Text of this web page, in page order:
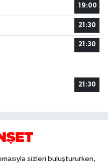
19:00
21:30
21:30
21:30
sizleri buluştururken,